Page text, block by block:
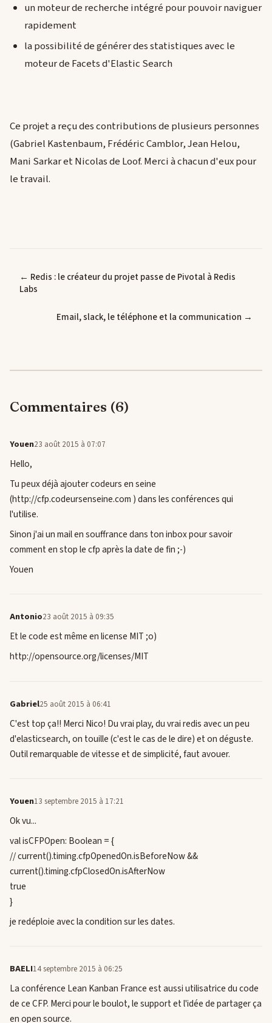
un moteur de recherche intégré pour pouvoir naviguer
rapidement
la possibilité de générer des statistiques avec le
moteur de Facets d'Elastic Search
Ce projet a reçu des contributions de plusieurs personnes
(Gabriel Kastenbaum, Frédéric Camblor, Jean Helou,
Mani Sarkar et Nicolas de Loof. Merci à chacun d'eux pour
le travail.
← Redis : le créateur du projet passe de Pivotal à Redis
Labs
Email, slack, le téléphone et la communication →
Commentaires (6)
Youen23 août 2015 à 07:07
Hello,
Tu peux déjà ajouter codeurs en seine
(http://cfp.codeursenseine.com ) dans les conférences qui
l'utilise.
Sinon j'ai un mail en souffrance dans ton inbox pour savoir
comment en stop le cfp après la date de fin ;-)
Youen
Antonio23 août 2015 à 09:35
Et le code est même en license MIT ;o)
http://opensource.org/licenses/MIT
Gabriel25 août 2015 à 06:41
C'est top ça!! Merci Nico! Du vrai play, du vrai redis avec un peu
d'elasticsearch, on touille (c'est le cas de le dire) et on déguste.
Outil remarquable de vitesse et de simplicité, faut avouer.
Youen13 septembre 2015 à 17:21
Ok vu...
val isCFPOpen: Boolean = {
// current().timing.cfpOpenedOn.isBeforeNow &&
current().timing.cfpClosedOn.isAfterNow
true
}
je redéploie avec la condition sur les dates.
BAELI14 septembre 2015 à 06:25
La conférence Lean Kanban France est aussi utilisatrice du code
de ce CFP. Merci pour le boulot, le support et l'idée de partager ça
en open source.